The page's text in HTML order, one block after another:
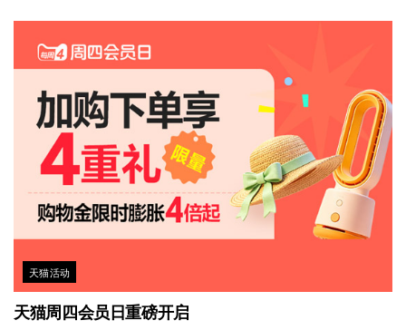
天猫活动
天猫周四会员日重磅开启